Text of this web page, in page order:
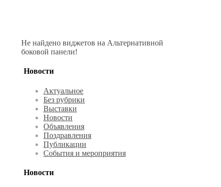
Не найдено виджетов на Альтернативной
боковой панели!
Новости
Актуальное
Без рубрики
Выставки
Новости
Объявления
Поздравления
Публикации
События и мероприятия
Новости